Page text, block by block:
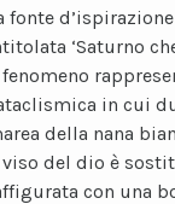
fonte
‘Saturno
in cui
della nana
del dio è
con una